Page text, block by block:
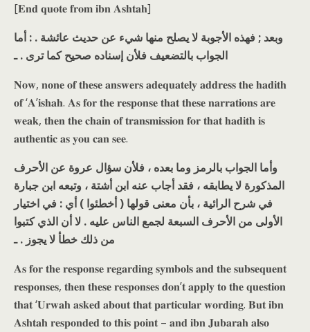
[𝐄𝐧𝐝 𝐪𝐮𝐨𝐭𝐞 𝐟𝐫𝐨𝐦 𝐢𝐛𝐧 𝐀𝐬𝐡𝐭𝐚𝐡]
وبعد ; فهذه الأجوبة لا يصلح منها شيء عن حديث عائشة . : أما
الجواب بالتضعيف فلأن إسناده صحيح كما ترى . ـ
𝐍𝐨𝐰, 𝐧𝐨𝐧𝐞 𝐨𝐟 𝐭𝐡𝐞𝐬𝐞 𝐚𝐧𝐬𝐰𝐞𝐫𝐬 𝐚𝐝𝐞𝐪𝐮𝐚𝐭𝐞𝐥𝐲 𝐚𝐝𝐝𝐫𝐞𝐬𝐬 𝐭𝐡𝐞 𝐡𝐚𝐝𝐢𝐭𝐡
𝐨𝐟 ‘𝐀’𝐢𝐬𝐡𝐚𝐡. 𝐀𝐬 𝐟𝐨𝐫 𝐭𝐡𝐞 𝐫𝐞𝐬𝐩𝐨𝐧𝐬𝐞 𝐭𝐡𝐚𝐭 𝐭𝐡𝐞𝐬𝐞 𝐧𝐚𝐫𝐫𝐚𝐭𝐢𝐨𝐧𝐬 𝐚𝐫𝐞
𝐰𝐞𝐚𝐤, 𝐭𝐡𝐞𝐧 𝐭𝐡𝐞 𝐜𝐡𝐚𝐢𝐧 𝐨𝐟 𝐭𝐫𝐚𝐧𝐬𝐦𝐢𝐬𝐬𝐢𝐨𝐧 𝐟𝐨𝐫 𝐭𝐡𝐚𝐭 𝐡𝐚𝐝𝐢𝐭𝐡 𝐢𝐬
𝐚𝐮𝐭𝐡𝐞𝐧𝐭𝐢𝐜 𝐚𝐬 𝐲𝐨𝐮 𝐜𝐚𝐧 𝐬𝐞𝐞.
وأما الجواب بالرمز وما بعده ، فلأن سؤال عروة عن الأحرف
المذكورة لا يطابقه ، فقد أجاب عنه ابن أشتة ، وتبعه ابن جبارة
في شرح الرائية ، بأن معنى قولها ( أخطئوا ) أي : في اختيار
الأولى من الأحرف السبعة لجمع الناس عليه . لا أن الذي كتبوا
من ذلك خطأ لا يجوز . ـ
𝐀𝐬 𝐟𝐨𝐫 𝐭𝐡𝐞 𝐫𝐞𝐬𝐩𝐨𝐧𝐬𝐞 𝐫𝐞𝐠𝐚𝐫𝐝𝐢𝐧𝐠 𝐬𝐲𝐦𝐛𝐨𝐥𝐬 𝐚𝐧𝐝 𝐭𝐡𝐞 𝐬𝐮𝐛𝐬𝐞𝐪𝐮𝐞𝐧𝐭
𝐫𝐞𝐬𝐩𝐨𝐧𝐬𝐞𝐬, 𝐭𝐡𝐞𝐧 𝐭𝐡𝐞𝐬𝐞 𝐫𝐞𝐬𝐩𝐨𝐧𝐬𝐞𝐬 𝐝𝐨𝐧’𝐭 𝐚𝐩𝐩𝐥𝐲 𝐭𝐨 𝐭𝐡𝐞 𝐪𝐮𝐞𝐬𝐭𝐢𝐨𝐧
𝐭𝐡𝐚𝐭 ‘𝐔𝐫𝐰𝐚𝐡 𝐚𝐬𝐤𝐞𝐝 𝐚𝐛𝐨𝐮𝐭 𝐭𝐡𝐚𝐭 𝐩𝐚𝐫𝐭𝐢𝐜𝐮𝐥𝐚𝐫 𝐰𝐨𝐫𝐝𝐢𝐧𝐠. 𝐁𝐮𝐭 𝐢𝐛𝐧
𝐀𝐬𝐡𝐭𝐚𝐡 𝐫𝐞𝐬𝐩𝐨𝐧𝐝𝐞𝐝 𝐭𝐨 𝐭𝐡𝐢𝐬 𝐩𝐨𝐢𝐧𝐭 – 𝐚𝐧𝐝 𝐢𝐛𝐧 𝐉𝐮𝐛𝐚𝐫𝐚𝐡 𝐚𝐥𝐬𝐨